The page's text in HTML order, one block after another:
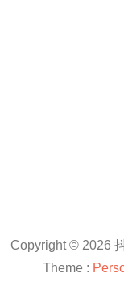
Copyright © 2026
Theme :